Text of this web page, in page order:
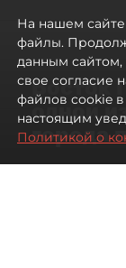
Восток
одной
города
На нашем
файлы.
данным
свое согласие
файлов cookie в
настоящим
Политикой о